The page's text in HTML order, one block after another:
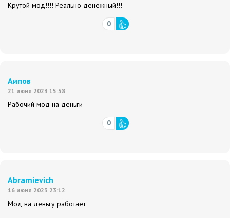
Крутой мод!!!! Реально денежный!!!
0
Аипов
21 июня 2023 15:58
Рабочий мод на деньги
0
Abramievich
16 июня 2023 23:12
Мод на деньгу работает